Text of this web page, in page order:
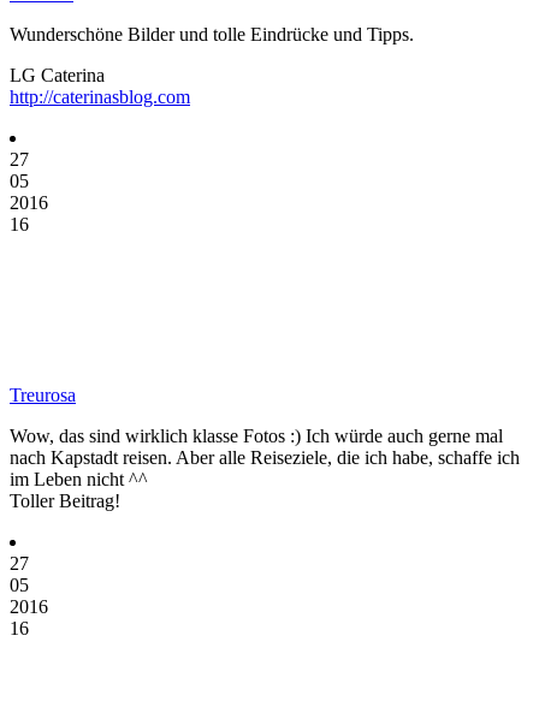
Wunderschöne Bilder und tolle Eindrücke und Tipps.
LG Caterina
http://caterinasblog.com
27
05
2016
16
Treurosa
Wow, das sind wirklich klasse Fotos :) Ich würde auch gerne mal
nach Kapstadt reisen. Aber alle Reiseziele, die ich habe, schaffe ich
im Leben nicht ^^
Toller Beitrag!
27
05
2016
16